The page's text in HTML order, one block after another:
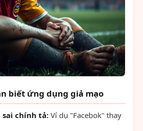
biết ứng dụng giả mạo
sai chính tả: Ví dụ "Facebok" thay